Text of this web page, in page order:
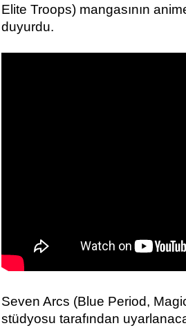
Elite Troops) mangasının
duyurdu.
Seven Arcs (Blue Period,
stüdyosu tarafından